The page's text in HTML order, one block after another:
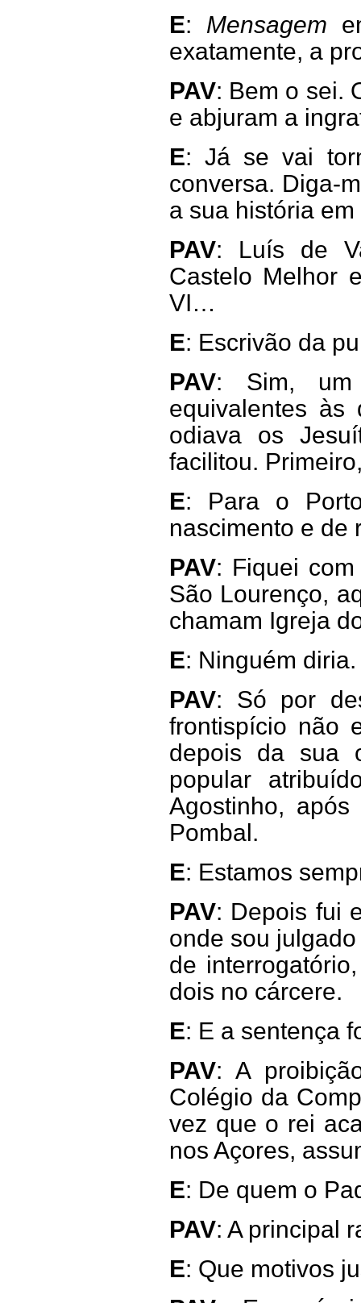
E: Mensagem
exatamente, a
PAV: Bem o sei.
e abjuram a
E: Já se vai
conversa. Diga-
a sua história
PAV: Luís de
Castelo Melhor
VI…
E: Escrivão da
PAV: Sim, um
equivalentes às
odiava os
facilitou.
E: Para o
nascimento e de
PAV: Fiquei
São Lourenço,
chamam Igreja
E: Ninguém diria.
PAV: Só por
frontispício não
depois da sua
popular
Agostinho,
Pombal.
E: Estamos
PAV: Depois fui
onde sou
de
dois no cárcere.
E: E a sentença
PAV: A
Colégio da
vez que o rei
nos Açores,
E: De quem o
PAV: A principal
E: Que motivos